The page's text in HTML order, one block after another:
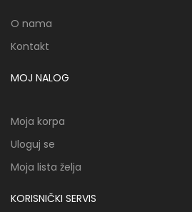
O nama
Kontakt
MOJ NALOG
Moja korpa
Uloguj se
Moja lista želja
KORISNIČKI SERVIS